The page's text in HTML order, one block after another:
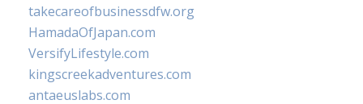
takecareofbusinessdfw.org
HamadaOfJapan.com
VersifyLifestyle.com
kingscreekadventures.com
antaeuslabs.com